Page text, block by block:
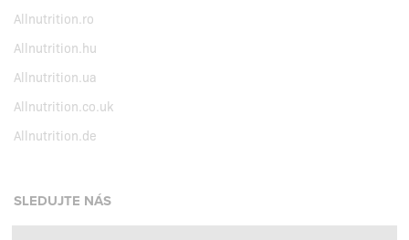
Allnutrition.ro
Allnutrition.hu
Allnutrition.ua
Allnutrition.co.uk
Allnutrition.de
SLEDUJTE NÁS